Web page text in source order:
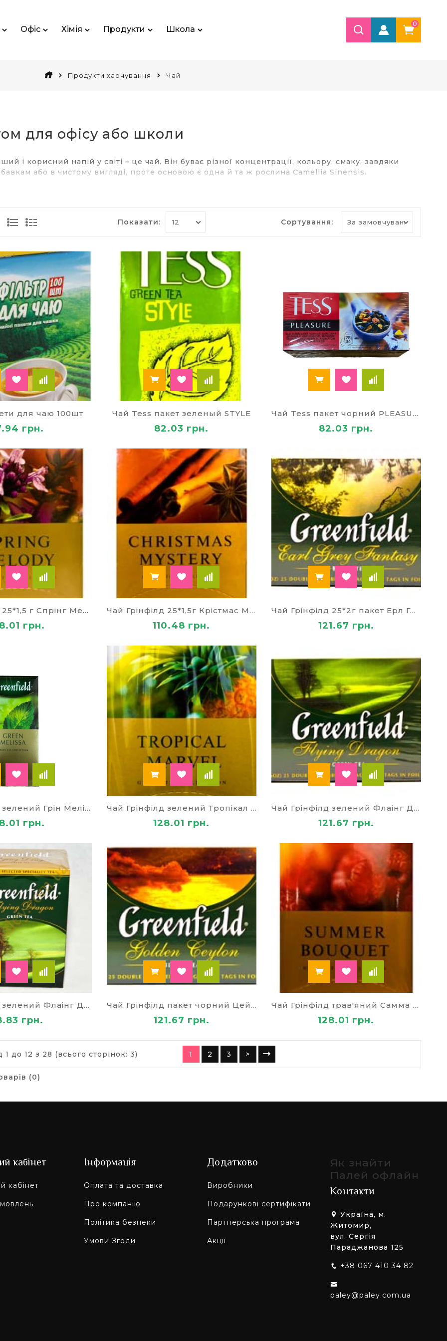
Офіс Хімія Продукти Школа
0
Продукти харчування Чай
для офісу або школи
і корисний напій у світі – це чай. Він буває різної концентрації, кольору, смаку, завдяки
або в чистому вигляді, проте основою є одна й та ж рослина Camellia Sinensis.
вживати чорний і зелений різновиди, хоча існує ще білий та оолонг або улун. Зелений чай має
швидкій обробці свіжозібраного листя парою. Це виключає подальшу ферментацію, що
складові чаю та цілющий ефект
напою дає організму всього 2 калорії. Але при цьому ми отримуємо вітамін К, мікроелементи,
кислоту, рибофлавін, антиоксиданти, що борються з утворенням пухлин. Чай запобігає
підвищує робочі функції мозку, позитивно впливає на пам'ять, підтримує у тонусі серцевий
на судини. Рекомендується випивати не менше 3-х чашок чаю на добу.
купити чай оптом в інтернет-магазині?
й купити чай в інтернет-магазині товарів для офісу «Палей». У широкому асортименті
відомого світового виробника «Грінфілд» – асорті, чорний, лимон, ромашка, зелений,
чай, весняні мелодії, чорниця, тропічні фрукти, меліса. Спробуйте чай Totti
та ерл грей, зелений і чорний чай Tess, живильний чай-саше «Обліпиха та імбир», класичний
Нурі». Ви отримаєте якісний чай за гарними цінами.
офісу
школи і дитячі канцтовари
та аксесуари
товари
Показати: Сортування:
для чаю 100шт
грн.
Чай Tess пакет зеленый STYLE
82.03 грн.
Чай Tess пакет чорний PLEASURE
82.03 грн.
Чай Грінфілд 25*1,5 г Спрінг Мелоді
грн.
Чай Грінфілд 25*1,5г Крістмас Містері
110.48 грн.
Чай Грінфілд 25*2г пакет Ерл Грей Фентазі
121.67 грн.
Чай Грінфілд зелений Грін Меліса 79930
грн.
Чай Грінфілд зелений Тропікал Мавел 79729
128.01 грн.
Чай Грінфілд зелений Флаінг Драгон 79672
121.67 грн.
Чай Грінфілд зелений Флаінг Драгон 80847
грн.
Чай Грінфілд пакет чорний Цейлон 79669
121.67 грн.
Чай Грінфілд трав'яний Самма Букєт 79715
128.01 грн.
1 до 12 з 28 (всього сторінок: 3) 1 2 3 >
(0)
кабінет
кабінет
Інформація
Оплата та доставка
Про компанію
Політика безпеки
Умови Згоди
Додатково
Виробники
Подарункові сертифікати
Партнерська програма
Акції
Як знайти
Палей офлайн
Контакти
Україна, м.
Житомир,
вул. Сергія
Параджанова 125
+38 067 410 34 82
paley@paley.com.ua